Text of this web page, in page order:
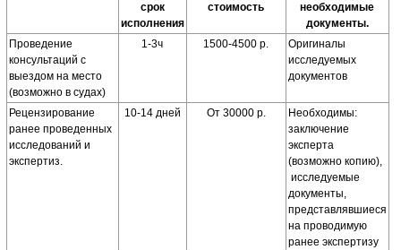
срок
исполнения
стоимость
необходимые
документы.
Проведение
консультаций с
выездом на место
(возможно в судах)
1-3ч 1500-4500 р.
Оригиналы
исследуемых
документов
Рецензирование
ранее проведенных
исследований и
экспертиз.
10-14 дней От 30000 р.
Необходимы:
заключение
эксперта
(возможно копию),
исследуемые
документы,
представлявшиеся
на проводимую
ранее экспертизу